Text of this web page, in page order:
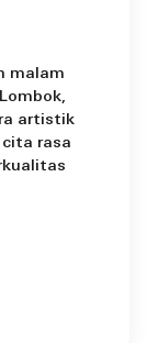
malam
artistik
rasa